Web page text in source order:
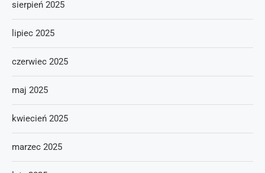
sierpień 2025
lipiec 2025
czerwiec 2025
maj 2025
kwiecień 2025
marzec 2025